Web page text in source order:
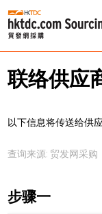
联络供应
以下信息将传送给供
查询来源: 贸发网采购
步骤一